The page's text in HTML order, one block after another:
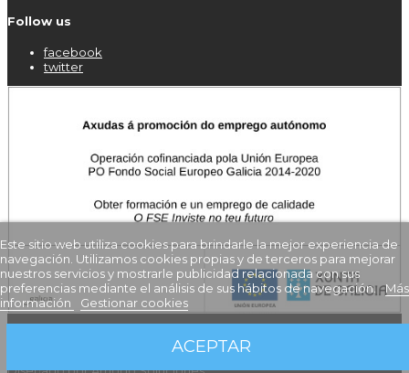
Este sitio web utiliza cookies para brindarle la mejor experiencia de
navegación. Utilizamos cookies propias y de terceros para mejorar
nuestros servicios y mostrarle publicidad relacionada con sus
preferencias mediante el análisis de sus hábitos de navegación. Más
información
Gestionar cookies
ACEPTAR
Follow us
facebook
twitter
Copyright @ 2017 Meiga Editorial. Todos los derechos reservados.